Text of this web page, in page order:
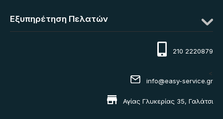
Εξυπηρέτηση Πελατών
210 2220879
<
info@easy-service.gr
Αγίας Γλυκερίας 35, Γαλάτσι